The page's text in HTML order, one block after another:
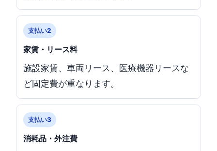
支払い2
家賃・リース料
施設家賃、車両リース、医療機器リースな
ど固定費が重なります。
支払い3
消耗品・外注費